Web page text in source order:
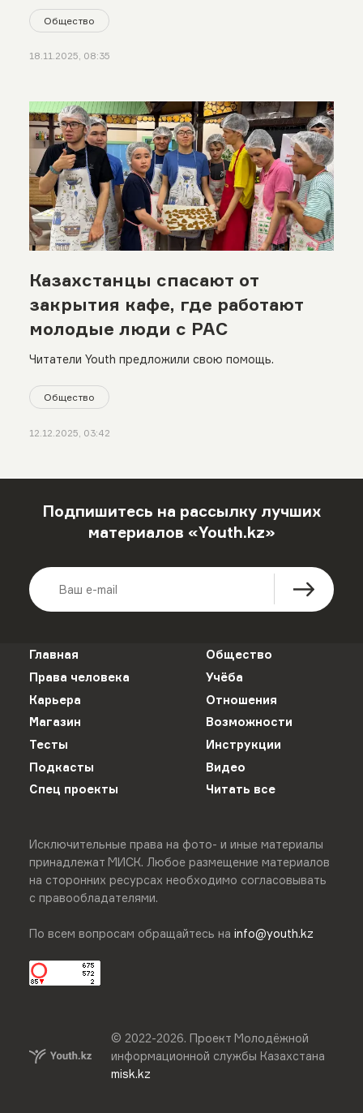
Общество
18.11.2025, 08:35
Казахстанцы спасают от
закрытия кафе, где работают
молодые люди с РАС
Читатели Youth предложили свою помощь.
Общество
12.12.2025, 03:42
Подпишитесь на рассылку лучших
материалов «Youth.kz»
Главная
Общество
Права человека
Учёба
Карьера
Отношения
Магазин
Возможности
Тесты
Инструкции
Подкасты
Видео
Спец проекты
Читать все
Исключительные права на фото- и иные материалы
принадлежат МИСК. Любое размещение материалов
на сторонних ресурсах необходимо согласовывать
с правообладателями.
По всем вопросам обращайтесь на info@youth.kz
© 2022-2026.Проект Молодёжной
информационной службы Казахстана
misk.kz